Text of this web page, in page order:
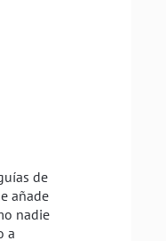
de
añade
nadie
a